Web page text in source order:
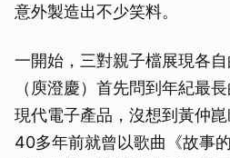
意外製造出不少笑料。
一開始，三對親子檔展現各
（庾澄慶）首先問到年紀最
現代電子產品，沒想到黃仲
40多年前就曾以歌曲《故事